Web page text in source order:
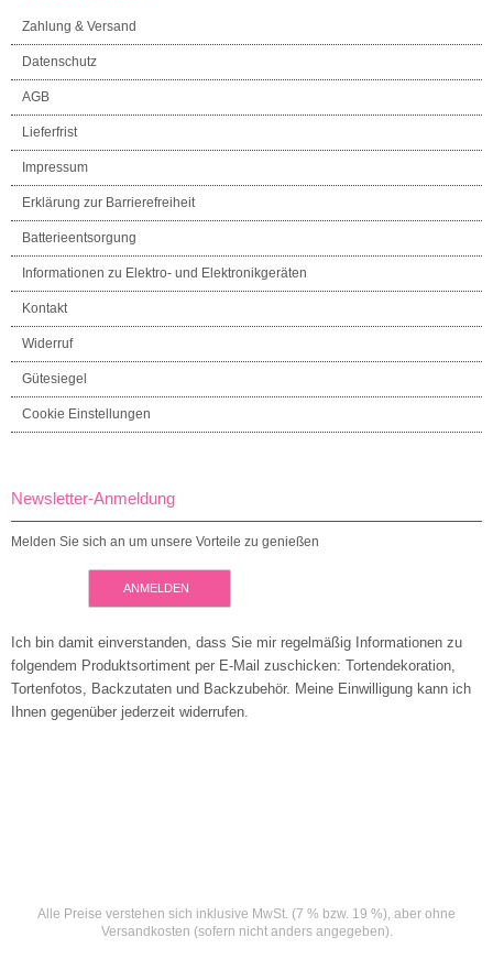
Zahlung & Versand
Datenschutz
AGB
Lieferfrist
Impressum
Erklärung zur Barrierefreiheit
Batterieentsorgung
Informationen zu Elektro- und Elektronikgeräten
Kontakt
Widerruf
Gütesiegel
Cookie Einstellungen
Newsletter-Anmeldung
Melden Sie sich an um unsere Vorteile zu genießen
ANMELDEN
Ich bin damit einverstanden, dass Sie mir regelmäßig Informationen zu
folgendem Produktsortiment per E-Mail zuschicken: Tortendekoration,
Tortenfotos, Backzutaten und Backzubehör. Meine Einwilligung kann ich
Ihnen gegenüber jederzeit widerrufen.
Alle Preise verstehen sich inklusive MwSt. (7 % bzw. 19 %), aber ohne
Versandkosten (sofern nicht anders angegeben).